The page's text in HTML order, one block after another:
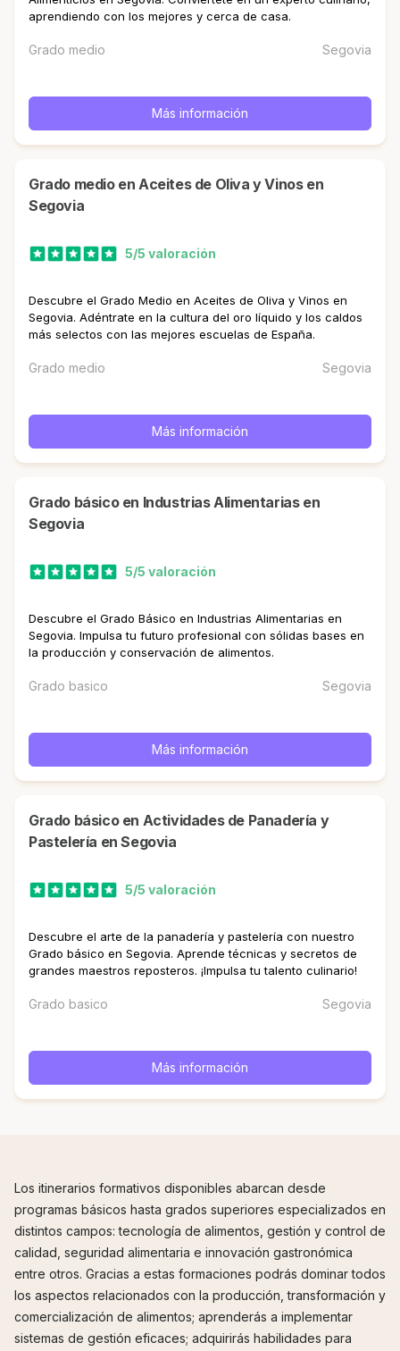
aprendiendo con los mejores y cerca de casa.
Grado medio Segovia
Más información
Grado medio en Aceites de Oliva y Vinos en
Segovia
5/5 valoración
Descubre el Grado Medio en Aceites de Oliva y Vinos en
Segovia. Adéntrate en la cultura del oro líquido y los caldos
más selectos con las mejores escuelas de España.
Grado medio Segovia
Más información
Grado básico en Industrias Alimentarias en
Segovia
5/5 valoración
Descubre el Grado Básico en Industrias Alimentarias en
Segovia. Impulsa tu futuro profesional con sólidas bases en
la producción y conservación de alimentos.
Grado basico Segovia
Más información
Grado básico en Actividades de Panadería y
Pastelería en Segovia
5/5 valoración
Descubre el arte de la panadería y pastelería con nuestro
Grado básico en Segovia. Aprende técnicas y secretos de
grandes maestros reposteros. ¡Impulsa tu talento culinario!
Grado basico Segovia
Más información
Los itinerarios formativos disponibles abarcan desde
programas básicos hasta grados superiores especializados en
distintos campos: tecnología de alimentos, gestión y control de
calidad, seguridad alimentaria e innovación gastronómica
entre otros. Gracias a estas formaciones podrás dominar todos
los aspectos relacionados con la producción, transformación y
comercialización de alimentos; aprenderás a implementar
sistemas de gestión eficaces; adquirirás habilidades para